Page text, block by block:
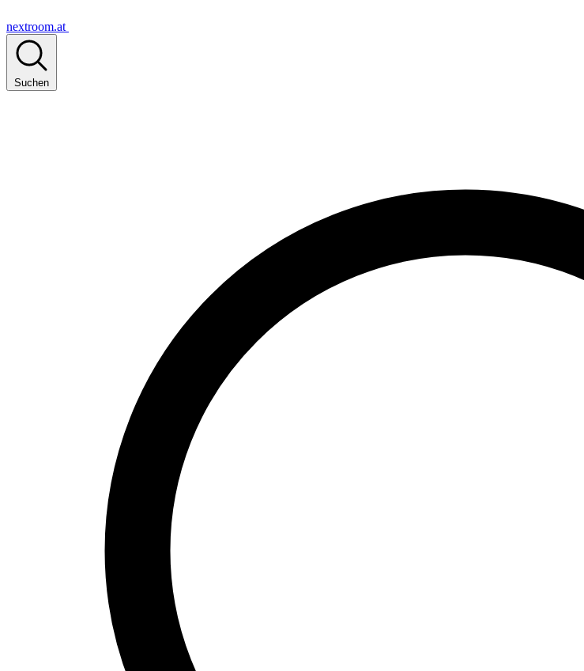
nextroom.at
Suchen